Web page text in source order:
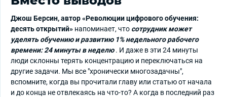
Джош Берсин, автор «Революции цифрового обучения:
десять открытий» напоминает, что сотрудник может
уделять обучению и развитию 1% недельного рабочего
времени: 24 минуты в неделю . И даже в эти 24 минуты
люди склонны терять концентрацию и переключаться на
другие задачи. Мы все "хронически многозадачны",
вспомните, когда вы прочитали главу или статью от начала
и до конца не отвлекаясь на что-то? А когда в последний раз